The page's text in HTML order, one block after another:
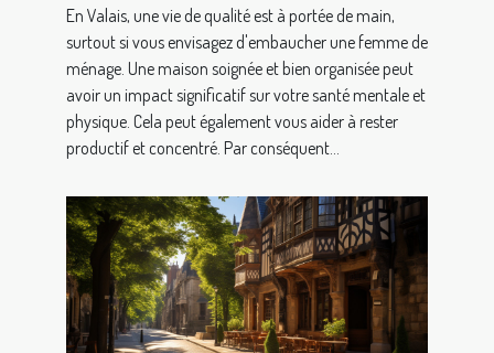
En Valais, une vie de qualité est à portée de main,
surtout si vous envisagez d'embaucher une femme de
ménage. Une maison soignée et bien organisée peut
avoir un impact significatif sur votre santé mentale et
physique. Cela peut également vous aider à rester
productif et concentré. Par conséquent...